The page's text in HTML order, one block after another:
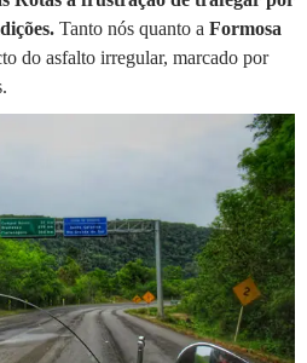
Tanto nós quanto a Formosa
do asfalto irregular, marcado por